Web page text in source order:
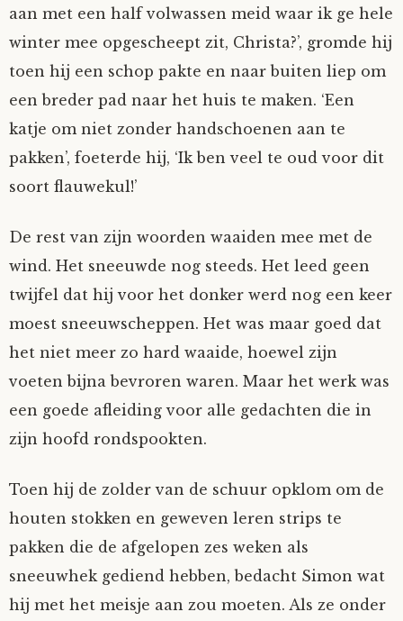
aan met een half volwassen meid waar ik ge hele
winter mee opgescheept zit, Christa?’, gromde hij
toen hij een schop pakte en naar buiten liep om
een breder pad naar het huis te maken. ‘Een
katje om niet zonder handschoenen aan te
pakken’, foeterde hij, ‘Ik ben veel te oud voor dit
soort flauwekul!’
De rest van zijn woorden waaiden mee met de
wind. Het sneeuwde nog steeds. Het leed geen
twijfel dat hij voor het donker werd nog een keer
moest sneeuwscheppen. Het was maar goed dat
het niet meer zo hard waaide, hoewel zijn
voeten bijna bevroren waren. Maar het werk was
een goede afleiding voor alle gedachten die in
zijn hoofd rondspookten.
Toen hij de zolder van de schuur opklom om de
houten stokken en geweven leren strips te
pakken die de afgelopen zes weken als
sneeuwhek gediend hebben, bedacht Simon wat
hij met het meisje aan zou moeten. Als ze onder